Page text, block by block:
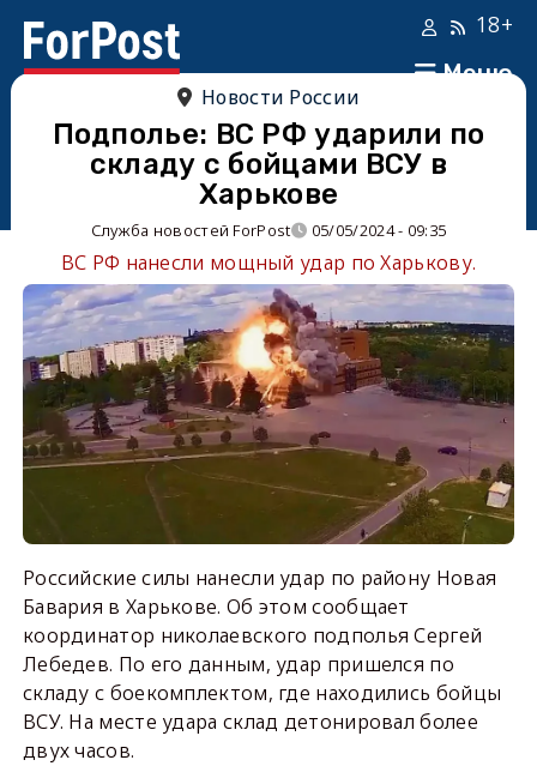
Меню
18+
Новости России
Подполье: ВС РФ ударили по
складу с бойцами ВСУ в
Харькове
Служба новостей ForPost 05/05/2024 - 09:35
ВС РФ нанесли мощный удар по Харькову.
Российские силы нанесли удар по району Новая
Бавария в Харькове. Об этом сообщает
координатор николаевского подполья Сергей
Лебедев. По его данным, удар пришелся по
складу с боекомплектом, где находились бойцы
ВСУ. На месте удара склад детонировал более
двух часов.